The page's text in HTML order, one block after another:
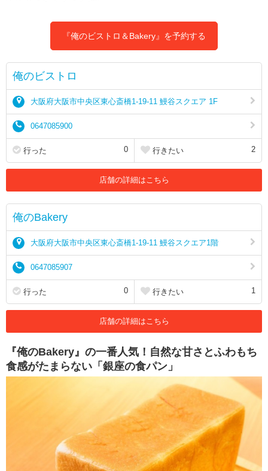
『俺のビストロ＆Bakery』を予約する
俺のビストロ
大阪府大阪市中央区東心斎橋1-19-11 鰻谷スクエア 1F
0647085900
行った 0 行きたい 2
店舗の詳細はこちら
俺のBakery
大阪府大阪市中央区東心斎橋1-19-11 鰻谷スクエア1階
0647085907
行った 0 行きたい 1
店舗の詳細はこちら
『俺のBakery』の一番人気！自然な甘さとふわもち
食感がたまらない「銀座の食パン」